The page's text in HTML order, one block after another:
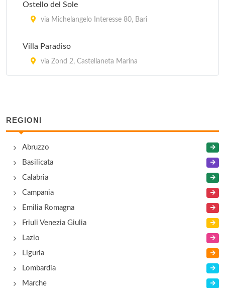
Ostello del Sole
via Michelangelo Interesse 80, Bari
Villa Paradiso
via Zond 2, Castellaneta Marina
REGIONI
Abruzzo
Basilicata
Calabria
Campania
Emilia Romagna
Friuli Venezia Giulia
Lazio
Liguria
Lombardia
Marche